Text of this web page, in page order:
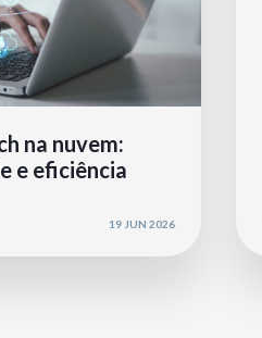
na nuvem:
e eficiência
19 JUN 2026